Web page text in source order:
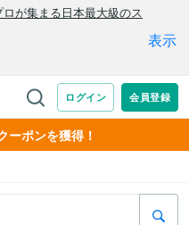
ーポンを獲得！